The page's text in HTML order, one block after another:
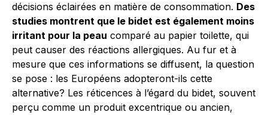
décisions éclairées en matière de consommation. Des
studies montrent que le bidet est également moins
irritant pour la peau comparé au papier toilette, qui
peut causer des réactions allergiques. Au fur et à
mesure que ces informations se diffusent, la question
se pose : les Européens adopteront-ils cette
alternative? Les réticences à l’égard du bidet, souvent
perçu comme un produit excentrique ou ancien,